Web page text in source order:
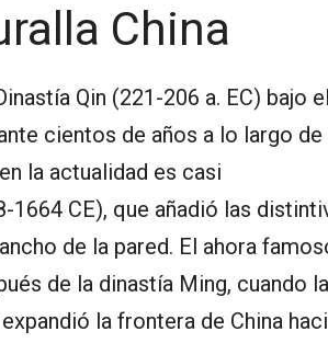
China
Qin (221-206 a. EC) bajo el
cientos de años a lo largo de
en la actualidad es casi
CE), que añadió las
de la pared. El ahora
de la dinastía Ming, cuando la
la frontera de China